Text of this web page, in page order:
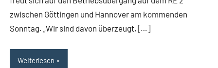
zwischen Göttingen und Hannover am kommenden
Sonntag. „Wir sind davon überzeugt, […]
Weiterlesen